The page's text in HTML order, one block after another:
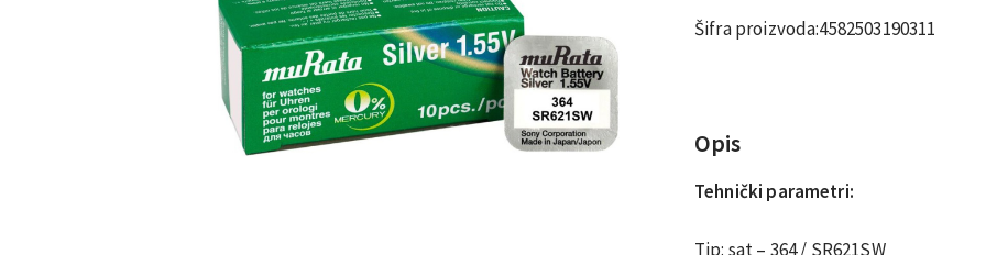
Šifra proizvoda:4582503190311
Opis
Tehnički parametri:
Tip: sat – 364 / SR621SW